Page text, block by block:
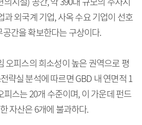
과 외국계 기업, 사옥 수요 기업이 선호
간을 확보한다는 구상이다.
오피스의 희소성이 높은 권역으로 평
략실 분석에 따르면 GBD 내 연면적 1
피스는 20개 수준이며, 이 가운데 펀드
자산은 6개에 불과하다.